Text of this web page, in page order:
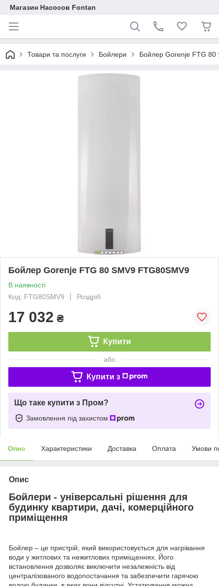
Магазин Насосов Fontan
Товари та послуги Бойлери Бойлер Gorenje FTG 80
Бойлер Gorenje FTG 80 SMV9 FTG80SMV9
В наявності
Код: FTG80SMV9
Роздріб
17 032 ₴
Купити
або
Купити з
Що таке купити з Пром?
Замовлення під захистом
Опис Характеристики Доставка Оплата Умови
Опис
Бойлери - універсальні рішення для
будинку квартири, дачі, комерційного
приміщення
Бойлер – це пристрій, який використовується для нагрівання
води у житлових та нежитлових приміщеннях. Його
встановлення дозволяє виключити незалежність від
централізованого водопостачання та забезпечити гарячою